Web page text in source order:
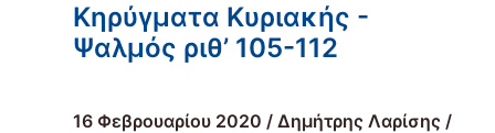
Κηρύγματα Κυριακής -
Ψαλμός ριθ’ 105-112
16 Φεβρουαρίου 2020 / Δημήτρης Λαρίσης /